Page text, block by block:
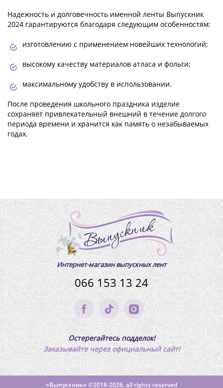
Надежность и долговечность именной ленты Выпускник
2024 гарантируются благодаря следующим особенностям:
изготовлению с применением новейших технологий;
высокому качеству материалов атласа и фольги;
максимальному удобству в использовании.
После проведения школьного праздника изделие
сохраняет привлекательный внешний в течение долгого
периода времени и хранится как память о незабываемых
годах.
Интернет-магазин выпускных лент
066 153 13 24
Остерегайтесь подделок!
Заказывайте через официальный сайт!
«Выпускник» ©2018-2026. all rights reserved